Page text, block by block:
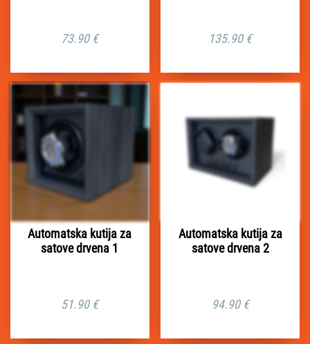
73.90 € 135.90 €
Automatska kutija za
satove drvena 1
51.90 €
Automatska kutija za
satove drvena 2
94.90 €